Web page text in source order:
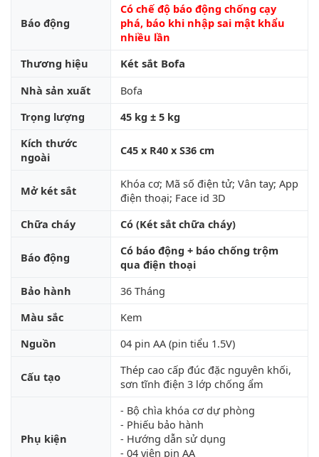
Báo động
Có chế độ báo động chống cạy
phá, báo khi nhập sai mật khẩu
nhiều lần
Thương hiệu
Két sắt Bofa
Nhà sản xuất
Bofa
Trọng lượng
45 kg ± 5 kg
Kích thước
ngoài
C45 x R40 x S36 cm
Mở két sắt
Khóa cơ; Mã số điện tử; Vân tay; App
điện thoại; Face id 3D
Chữa cháy
Có (Két sắt chữa cháy)
Báo động
Có báo động + báo chống trộm
qua điện thoại
Bảo hành
36 Tháng
Màu sắc
Kem
Nguồn
04 pin AA (pin tiểu 1.5V)
Cấu tạo
Thép cao cấp đúc đặc nguyên khối,
sơn tĩnh điện 3 lớp chống ẩm
Phụ kiện
- Bộ chìa khóa cơ dự phòng
- Phiếu bảo hành
- Hướng dẫn sử dụng
- 04 viên pin AA